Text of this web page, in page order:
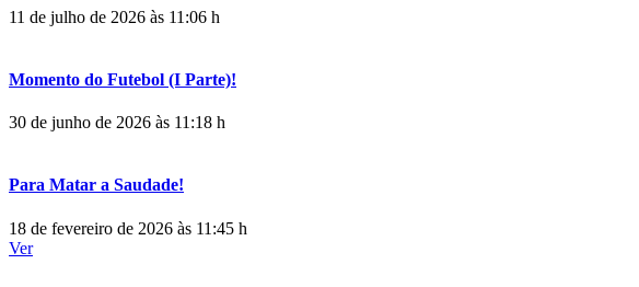
11 de julho de 2026 às 11:06 h
Momento do Futebol (I Parte)!
30 de junho de 2026 às 11:18 h
Para Matar a Saudade!
18 de fevereiro de 2026 às 11:45 h
Ver